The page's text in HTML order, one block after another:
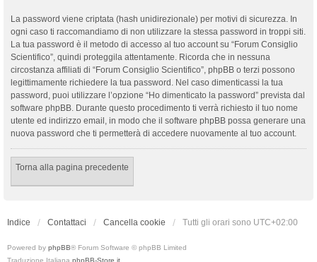
La password viene criptata (hash unidirezionale) per motivi di sicurezza. In
ogni caso ti raccomandiamo di non utilizzare la stessa password in troppi siti.
La tua password è il metodo di accesso al tuo account su “Forum Consiglio
Scientifico”, quindi proteggila attentamente. Ricorda che in nessuna
circostanza affiliati di “Forum Consiglio Scientifico”, phpBB o terzi possono
legittimamente richiedere la tua password. Nel caso dimenticassi la tua
password, puoi utilizzare l’opzione “Ho dimenticato la password” prevista dal
software phpBB. Durante questo procedimento ti verrà richiesto il tuo nome
utente ed indirizzo email, in modo che il software phpBB possa generare una
nuova password che ti permetterà di accedere nuovamente al tuo account.
Torna alla pagina precedente
Indice Contattaci Cancella cookie Tutti gli orari sono UTC+02:00
Powered by phpBB® Forum Software © phpBB Limited
Traduzione Italiana phpBB-Store.it